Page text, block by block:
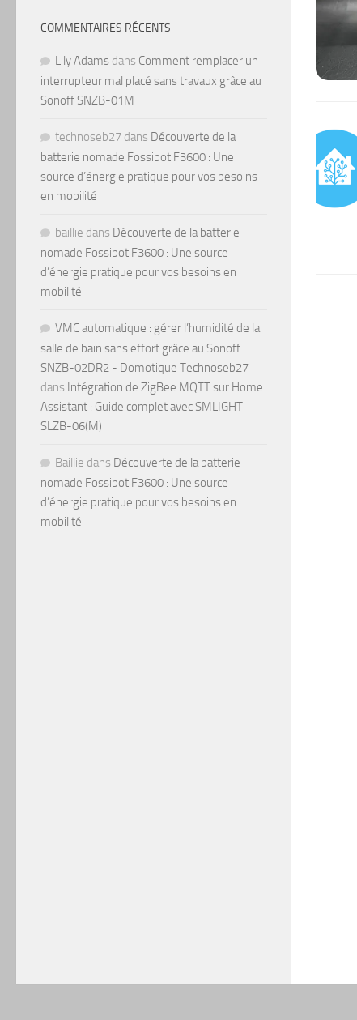
COMMENTAIRES RÉCENTS
Lily Adams dans Comment remplacer un
interrupteur mal placé sans travaux grâce au
Sonoff SNZB-01M
technoseb27 dans Découverte de la
batterie nomade Fossibot F3600 : Une
source d’énergie pratique pour vos besoins
en mobilité
baillie dans Découverte de la batterie
nomade Fossibot F3600 : Une source
d’énergie pratique pour vos besoins en
mobilité
VMC automatique : gérer l’humidité de la
salle de bain sans effort grâce au Sonoff
SNZB-02DR2 - Domotique Technoseb27
dans Intégration de ZigBee MQTT sur Home
Assistant : Guide complet avec SMLIGHT
SLZB-06(M)
Baillie dans Découverte de la batterie
nomade Fossibot F3600 : Une source
d’énergie pratique pour vos besoins en
mobilité